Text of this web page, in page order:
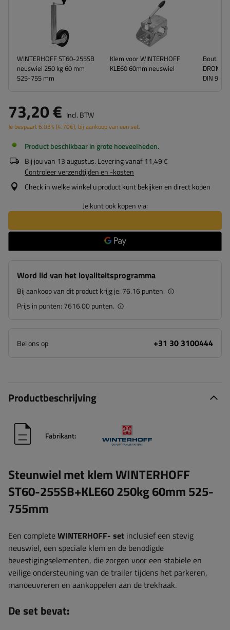
WINTERHOFF ST60-255SB
neuswiel 250 kg 60 mm
525-755 mm
Klem voor WINTERHOFF
KLE60 60mm neuswiel
Bout
DIN 933
73,20 € Incl. BTW
Je bespaart6.03%(4.70€), bij aankoop van een set.
Product beschikbaar in grote hoeveelheden
Bij jou van 13 augustus. Levering vanaf11,49 €
Controleer verzendtijden en -kosten
Check in welke winkel u product kunt bekijken en direct kopen
Je kunt ook kopen via:
Word lid van het loyaliteitsprogramma
Bij aankoop van dit product krijg je: 76.16 punten.
Prijs in punten: 7616.00 punten.
Bel ons op +31 30 3100444
Productbeschrijving
Fabrikant:
Steunwiel met klem WINTERHOFF
ST60-255SB+KLE60 250kg 60mm 525-
755mm
Een completeWINTERHOFF- set inclusief een stevig
neuswiel, een speciale klem en de benodigde
bevestigingselementen, die zorgen voor een stabiele en
veilige ondersteuning van de trailer tijdens het parkeren,
manoeuvreren en aankoppelen aan de trekhaak.
De set bevat: